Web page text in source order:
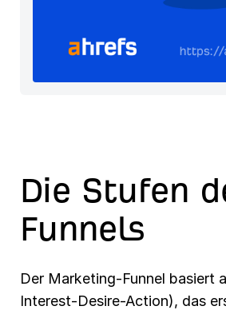
Die Stufen
Funnels
Der Marketing-Funnel basiert
Interest-Desire-Action), das